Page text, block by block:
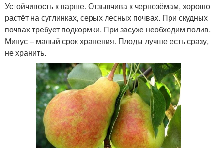
Устойчивость к парше. Отзывчива к чернозёмам, хорошо
растёт на суглинках, серых лесных почвах. При скудных
почвах требует подкормки. При засухе необходим полив.
Минус – малый срок хранения. Плоды лучше есть сразу,
не хранить.